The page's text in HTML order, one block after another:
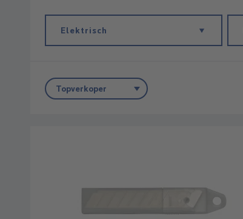
Elektrisch